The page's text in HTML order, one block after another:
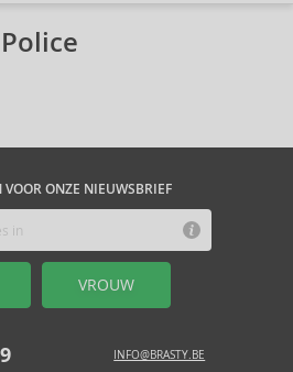
ONZE NIEUWSBRIEF
VROUW
INFO@BRASTY.BE